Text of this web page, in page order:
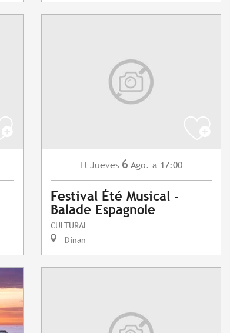
El Jueves 6 Ago. a 17:00
Festival Été Musical -
Balade Espagnole
CULTURAL
Dinan